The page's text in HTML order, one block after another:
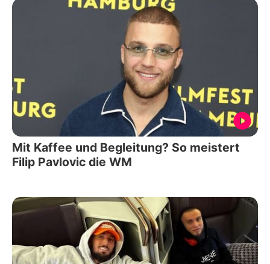
Mit Kaffee und Begleitung? So meistert
Filip Pavlovic die WM